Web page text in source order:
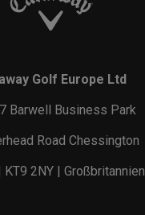
Golf Europe Ltd
Barwell Business Park
Road Chessington
KT9 2NY | Großbritannien